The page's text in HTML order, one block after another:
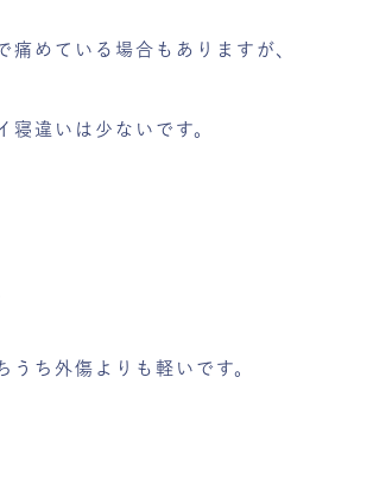
痛めている場合もありますが、
寝違いは少ないです。
うち外傷よりも軽いです。